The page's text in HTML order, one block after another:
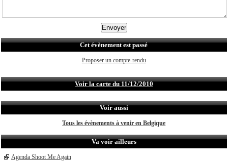
Cet évènement est passé
Proposer un compte-rendu
Voir la carte du 11/12/2010
Voir aussi
Tous les évènements à venir en Belgique
Va voir ailleurs
Agenda Shoot Me Again